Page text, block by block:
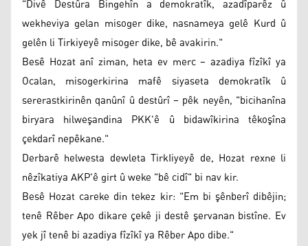
"Divê Destûra Bingehîn a demokratîk, azadîparêz û
wekheviya gelan misoger dike, nasnameya gelê Kurd û
gelên li Tirkiyeyê misoger dike, bê avakirin."
Besê Hozat anî ziman, heta ev merc – azadiya fîzîkî ya
Ocalan, misogerkirina mafê siyaseta demokratîk û
sererastkirinên qanûnî û destûrî – pêk neyên, "bicihanîna
biryara hilweşandina PKK'ê û bidawîkirina têkoşîna
çekdarî nepêkane."
Derbarê helwesta dewleta TirkIiyeyê de, Hozat rexne li
nêzîkatiya AKP'ê girt û weke "bê cidî" bi nav kir.
Besê Hozat careke din tekez kir: "Em bi şênberî dibêjin;
tenê Rêber Apo dikare çekê ji destê şervanan bistîne. Ev
yek jî tenê bi azadiya fîzîkî ya Rêber Apo dibe."